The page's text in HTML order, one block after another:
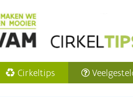
Cirkeltips